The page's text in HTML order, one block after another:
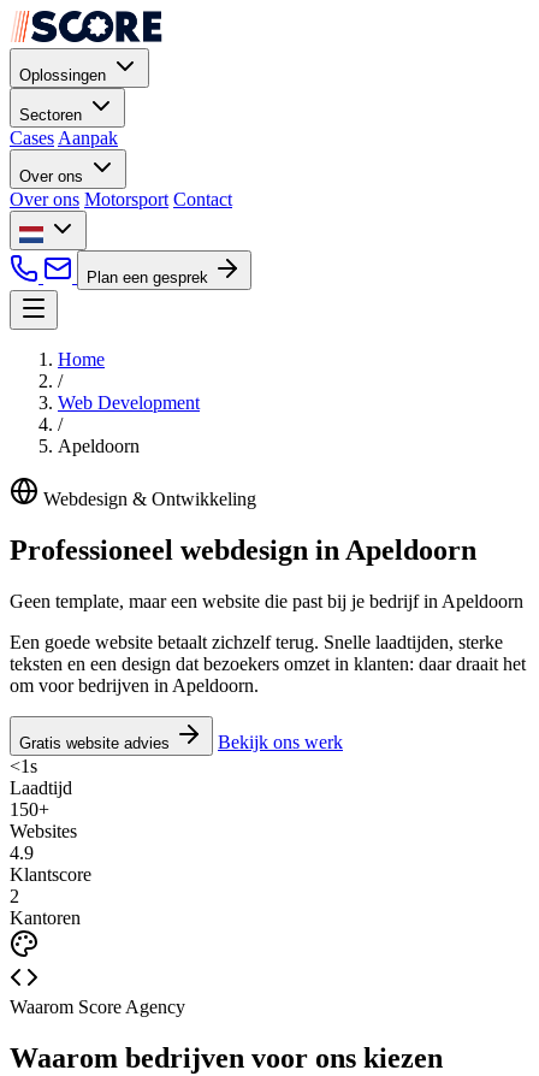
Oplossingen
Sectoren
Cases Aanpak
Over ons
Over ons Motorsport Contact
Plan een gesprek
Home
/
Web Development
/
Apeldoorn
Webdesign & Ontwikkeling
Professioneel webdesign in Apeldoorn
Geen template, maar een website die past bij je bedrijf in Apeldoorn
Een goede website betaalt zichzelf terug. Snelle laadtijden, sterke
teksten en een design dat bezoekers omzet in klanten: daar draait het
om voor bedrijven in Apeldoorn.
Gratis website advies
Bekijk ons werk
<1s
Laadtijd
150+
Websites
4.9
Klantscore
2
Kantoren
Waarom Score Agency
Waarom bedrijven voor ons kiezen